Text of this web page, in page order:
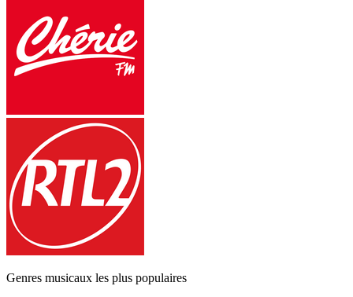
Genres musicaux les plus populaires